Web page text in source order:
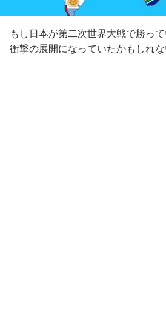
もし日本が第二次世界大戦で勝っ
衝撃の展開になっていたかもしれ